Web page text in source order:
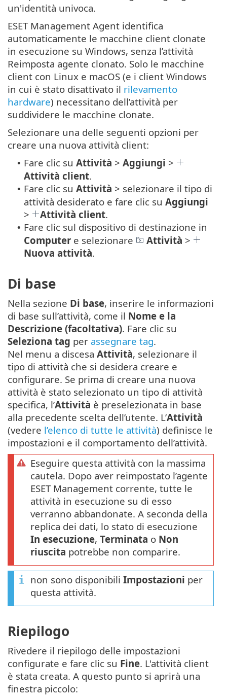
un'identità univoca.
ESET Management Agent identifica
automaticamente le macchine client clonate
in esecuzione su Windows, senza l’attività
Reimposta agente clonato. Solo le macchine
client con Linux e macOS (e i client Windows
in cui è stato disattivato il rilevamento
hardware) necessitano dell’attività per
suddividere le macchine clonate.
Selezionare una delle seguenti opzioni per
creare una nuova attività client:
• Fare clic su Attività > Aggiungi >
Attività client.
• Fare clic su Attività > selezionare il tipo di
attività desiderato e fare clic su Aggiungi
>
Attività client.
• Fare clic sul dispositivo di destinazione in
Computer e selezionare Attività >
Nuova attività.
Di base
Nella sezione Di base, inserire le informazioni
di base sull’attività, come il Nome e la
Descrizione (facoltativa). Fare clic su
Seleziona tag per assegnare tag.
Nel menu a discesa Attività, selezionare il
tipo di attività che si desidera creare e
configurare. Se prima di creare una nuova
attività è stato selezionato un tipo di attività
specifica, l’Attività è preselezionata in base
alla precedente scelta dell’utente. L’Attività
(vedere l’elenco di tutte le attività) definisce le
impostazioni e il comportamento dell’attività.
Eseguire questa attività con la massima
cautela. Dopo aver reimpostato l’agente
ESET Management corrente, tutte le
attività in esecuzione su di esso
verranno abbandonate. A seconda della
replica dei dati, lo stato di esecuzione
In esecuzione, Terminata o Non
riuscita potrebbe non comparire.
non sono disponibili Impostazioni per
questa attività.
Riepilogo
Rivedere il riepilogo delle impostazioni
configurate e fare clic su Fine. L'attività client
è stata creata. A questo punto si aprirà una
finestra piccolo: